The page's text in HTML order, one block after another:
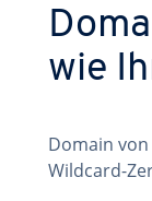
wie
Domain von
Wildcard-